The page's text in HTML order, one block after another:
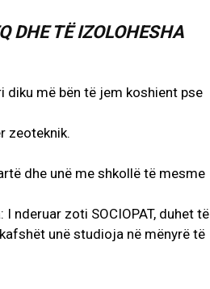
DHE TË IZOLOHESHA
diku më bën të jem koshient pse
zeoteknik.
dhe unë me shkollë të mesme
nderuar zoti SOCIOPAT, duhet të
unë studioja në mënyrë të
AKTUALITET
VERA GJONAJ – NJË EMËR I